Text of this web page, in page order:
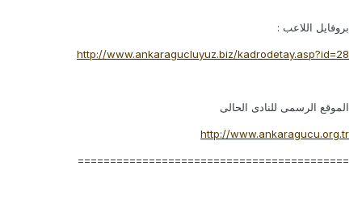
بروفايل اللاعب :
http://www.ankaragucluyuz.biz/kadrodetay.asp?id=28
الموقع الرسمى للنادى الحالى
http://www.ankaragucu.org.tr
==========================================